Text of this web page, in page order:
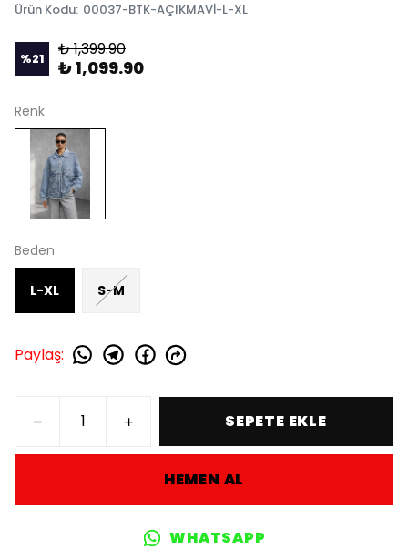
Ürün Kodu: 00037-BTK-AÇIKMAVİ-L-XL
%21 ₺ 1,399.90
₺ 1,099.90
Renk
Beden
L-XL S-M
Paylaş:
SEPETE EKLE
HEMEN AL
WHATSAPP